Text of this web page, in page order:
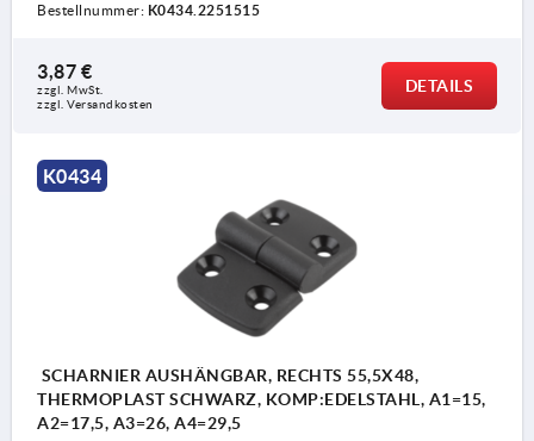
Bestellnummer: K0434.2251515
3,87 €
zzgl. MwSt.
zzgl. Versandkosten
DETAILS
K0434
SCHARNIER AUSHÄNGBAR, RECHTS 55,5X48,
THERMOPLAST SCHWARZ, KOMP:EDELSTAHL, A1=15,
A2=17,5, A3=26, A4=29,5